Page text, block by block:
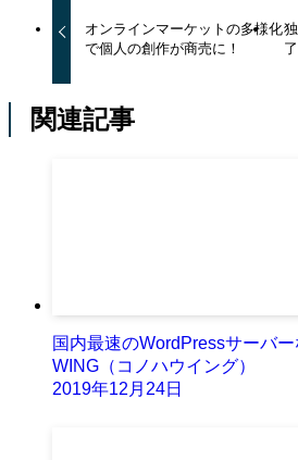
オンラインマーケットの多様化
で個人の創作が商売に！
関連記事
国内最速のWordPressサーバ
WING（コノハウイング）
2019年12月24日